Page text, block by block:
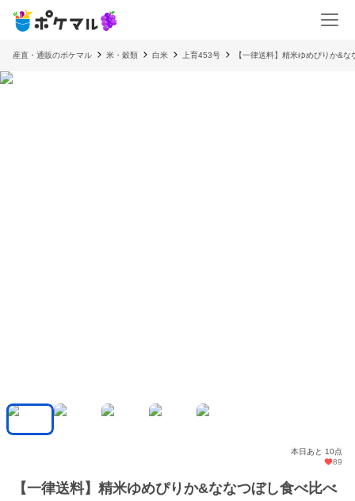
産直・通販のポケマル 米・穀類 白米 上育453号 【一律送料】精米ゆめぴりか&
本日あと 10点
89
【一律送料】精米ゆめぴりか&ななつぼし食べ比べ